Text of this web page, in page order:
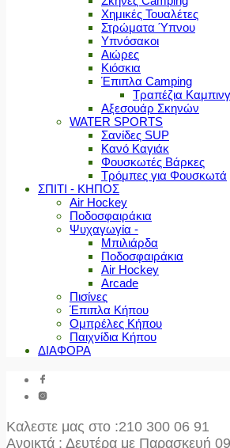
Χημικές Τουαλέτες
Στρώματα Ύπνου
Υπνόσακοι
Αιώρες
Κιόσκια
Έπιπλα Camping
Τραπέζια
Αξεσουάρ Σκηνών
WATER SPORTS
Σανίδες SUP
Κανό Καγιάκ
Φουσκωτές Βάρκες
Τρόμπες για Φουσκωτά
ΣΠΙΤΙ - ΚΗΠΟΣ
Air Hockey
Ποδοσφαιράκια
Ψυχαγωγία -
Μπιλιάρδα
Ποδοσφαιράκια
Air Hockey
Arcade
Πισίνες
Έπιπλα Κήπου
Ομπρέλες Κήπου
Παιχνίδια Κήπου
ΔΙΑΦΟΡΑ
Καλεστε μας στο :210 300 06 91
Ανοικτά : Δευτέρα με Παρασκευή